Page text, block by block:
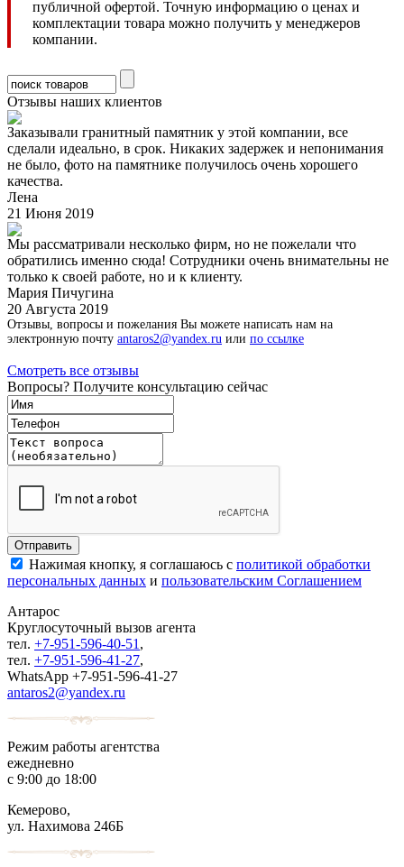
публичной офертой. Точную информацию о ценах и
комплектации товара можно получить у менеджеров
компании.
Отзывы наших клиентов
Заказывали гранитный памятник у этой компании, все
сделали идеально, в срок. Никаких задержек и непонимания
не было, фото на памятнике получилось очень хорошего
качества.
Лена
21 Июня 2019
Мы рассматривали несколько фирм, но не пожелали что
обратились именно сюда! Сотрудники очень внимательны не
только к своей работе, но и к клиенту.
Мария Пичугина
20 Августа 2019
Отзывы, вопросы и пожелания Вы можете написать нам на
электронную почту antaros2@yandex.ru или по ссылке
Смотреть все отзывы
Вопросы? Получите консультацию сейчас
Нажимая кнопку, я соглашаюсь с политикой обработки
персональных данных и пользовательским Соглашением
Антарос
Круглосуточный вызов агента
тел. +7-951-596-40-51 ,
тел. +7-951-596-41-27,
WhatsApp +7-951-596-41-27
antaros2@yandex.ru
Режим работы агентства
ежедневно
с 9:00 до 18:00
Кемерово,
ул. Нахимова 246Б